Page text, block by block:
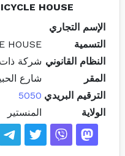
HOUSE
الإسم التجاري
التسمية
HOUSE
النظام القانوني شركة ذات
المقر
شارع
الترقيم البريدي 5050
الولاية
المنستير